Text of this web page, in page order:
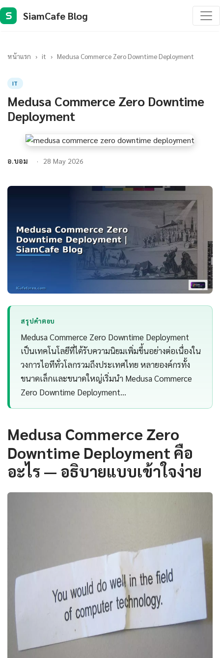
S SiamCafe Blog
หน้าแรก › it › Medusa Commerce Zero Downtime Deployment
IT
Medusa Commerce Zero Downtime
Deployment
อ.บอม 28 May 2026
สรุปคำตอบ
Medusa Commerce Zero Downtime Deployment
เป็นเทคโนโลยีที่ได้รับความนิยมเพิ่มขึ้นอย่างต่อเนื่องใน
วงการไอทีทั่วโลกรวมถึงประเทศไทย หลายองค์กรทั้ง
ขนาดเล็กและขนาดใหญ่เริ่มนำ Medusa Commerce
Zero Downtime Deployment…
Medusa Commerce Zero
Downtime Deployment คือ
อะไร — อธิบายแบบเข้าใจง่าย